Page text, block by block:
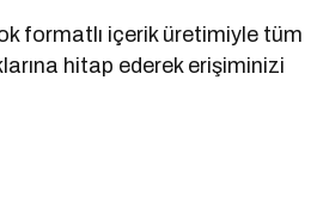
formatlı içerik üretimiyle tüm
hitap ederek erişiminizi